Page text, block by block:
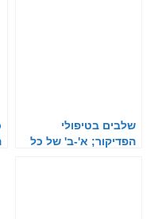
שלבים בטיפולי
הפדיקור; א'-ב' של כל